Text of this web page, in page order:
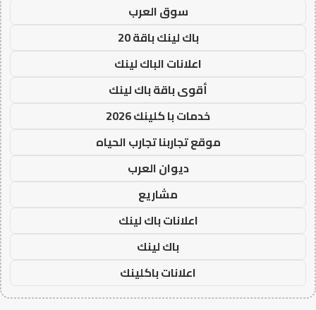
سوق العرب
باك لينك باقة 20
اعلانات الباك لينك
أقوى باقة باك لينك
خدمات با كلينك 2026
موقع تجاربنا تجارب الحياه
ديوان العرب
مشاريع
اعلانات باك لينك
باك لينك
اعلانات باكلينك